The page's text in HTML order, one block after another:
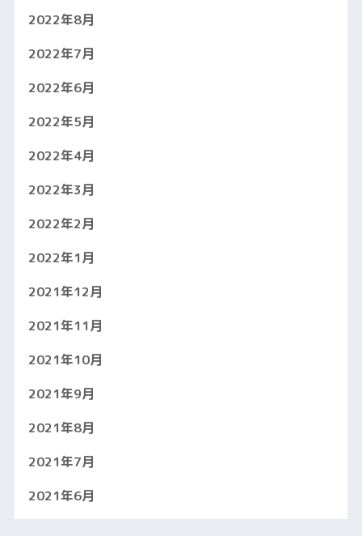
2022年8月
2022年7月
2022年6月
2022年5月
2022年4月
2022年3月
2022年2月
2022年1月
2021年12月
2021年11月
2021年10月
2021年9月
2021年8月
2021年7月
2021年6月